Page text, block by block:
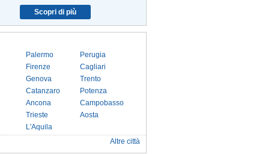
Scopri di più
Palermo
Firenze
Genova
Catanzaro
Ancona
Trieste
L'Aquila
Perugia
Cagliari
Trento
Potenza
Campobasso
Aosta
Altre città